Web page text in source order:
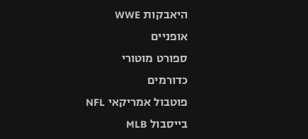
היאבקות WWE
אופניים
ספורט מוטורי
כדורמים
פוטבול אמריקאי NFL
בייסבול MLB